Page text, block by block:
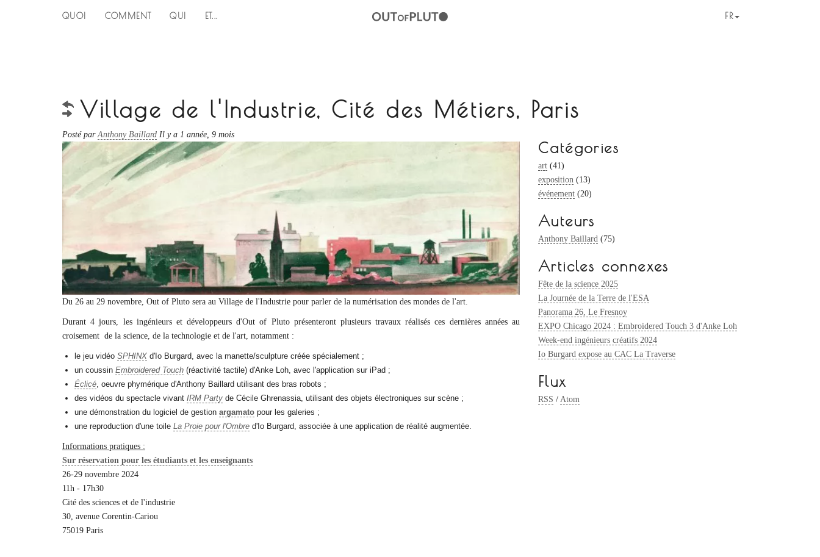
QUOI COMMENT QUI ET... FR
Village de l'Industrie, Cité des Métiers, Paris
Catégories
art (41)
exposition (13)
événement (20)
Auteurs
Anthony Baillard (75)
Articles connexes
Fête de la science 2025
La Journée de la Terre de l'ESA
Panorama 26, Le Fresnoy
EXPO Chicago 2024 : Embroidered Touch 3 d'Anke Loh
Week-end ingénieurs créatifs 2024
Io Burgard expose au CAC La Traverse
Flux
RSS / Atom
Posté parAnthony Baillard Il y a 1 année, 9 mois
Du 26 au 29 novembre, Out of Pluto sera au Village de l'Industrie pour parler de la numérisation des mondes de l'art.
Durant 4 jours, les ingénieurs et développeurs d'Out of Pluto présenteront plusieurs travaux réalisés ces dernières années au
croisement de la science, de la technologie et de l'art, notamment :
le jeu vidéo SPHINX d'Io Burgard, avec la manette/sculpture créée spécialement ;
un coussin Embroidered Touch (réactivité tactile) d'Anke Loh, avec l'application sur iPad ;
Éclicé, oeuvre phymérique d'Anthony Baillard utilisant des bras robots ;
des vidéos du spectacle vivant IRM Party de Cécile Ghrenassia, utilisant des objets électroniques sur scène ;
une démonstration du logiciel de gestion argamato pour les galeries ;
une reproduction d'une toile La Proie pour l'Ombre d'Io Burgard, associée à une application de réalité augmentée.
Informations pratiques :
Sur réservation pour les étudiants et les enseignants
26-29 novembre 2024
11h - 17h30
Cité des sciences et de l'industrie
30, avenue Corentin-Cariou
75019 Paris